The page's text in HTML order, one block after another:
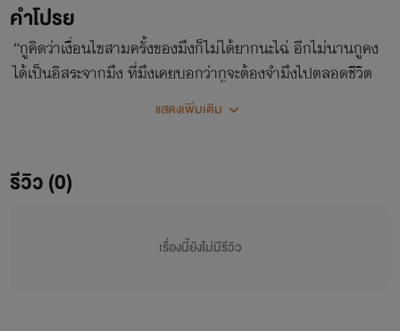
คำโปรย
“กูคิดว่าเงื่อนไขสามครั้งของมึงก็ไม่ได้ยากนะไฉ่ อีกไม่นานกูคง
ได้เป็นอิสระจากมึง ที่มึงเคยบอกว่ากูจะต้องจำมึงไปตลอดชีวิต
มึงเองก็คงไม่มีทางจะลืมกูลงได้หรอก” ฉัตรินแอบรักเพื่อนสนิท
หมากในการเอาคืนเขา และเมื่อบอกความจริงไปแล้วแต่ตงหยาง
ไม่เชื่อ ฉัตรินเลยจำเป็นต้องใช้สิ่งสำคัญมาเป็นเงื่อนไขในการ
กลับกลายเป็นจุดเริ่มต้นของความเกลียดชัง
แสดงเพิ่มเติม
รีวิว (0)
เรื่องนี้ยังไม่มีรีวิว